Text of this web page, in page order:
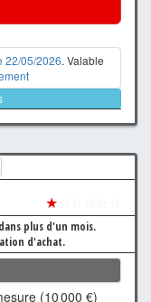
22/05/2026. Valable
★
plus d'un mois.
d'achat.
(10 000 €)